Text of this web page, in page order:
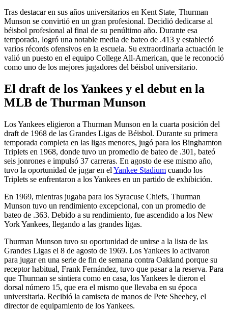
Tras destacar en sus años universitarios en Kent State, Thurman
Munson se convirtió en un gran profesional. Decidió dedicarse al
béisbol profesional al final de su penúltimo año. Durante esa
temporada, logró una notable media de bateo de .413 y estableció
varios récords ofensivos en la escuela. Su extraordinaria actuación le
valió un puesto en el equipo College All-American, que le reconoció
como uno de los mejores jugadores del béisbol universitario.
El draft de los Yankees y el debut en la
MLB de Thurman Munson
Los Yankees eligieron a Thurman Munson en la cuarta posición del
draft de 1968 de las Grandes Ligas de Béisbol. Durante su primera
temporada completa en las ligas menores, jugó para los Binghamton
Triplets en 1968, donde tuvo un promedio de bateo de .301, bateó
seis jonrones e impulsó 37 carreras. En agosto de ese mismo año,
tuvo la oportunidad de jugar en el Yankee Stadium cuando los
Triplets se enfrentaron a los Yankees en un partido de exhibición.
En 1969, mientras jugaba para los Syracuse Chiefs, Thurman
Munson tuvo un rendimiento excepcional, con un promedio de
bateo de .363. Debido a su rendimiento, fue ascendido a los New
York Yankees, llegando a las grandes ligas.
Thurman Munson tuvo su oportunidad de unirse a la lista de las
Grandes Ligas el 8 de agosto de 1969. Los Yankees lo activaron
para jugar en una serie de fin de semana contra Oakland porque su
receptor habitual, Frank Fernández, tuvo que pasar a la reserva. Para
que Thurman se sintiera como en casa, los Yankees le dieron el
dorsal número 15, que era el mismo que llevaba en su época
universitaria. Recibió la camiseta de manos de Pete Sheehey, el
director de equipamiento de los Yankees.